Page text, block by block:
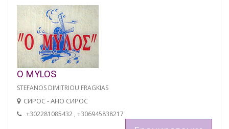
O MYLOS
STEFANOS DIMITRIOU FRAGKIAS
СИРОС - АНО СИРОС
+302281085432 , +306945838217